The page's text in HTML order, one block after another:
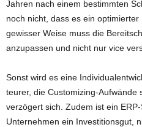
Jahren nach einem bestimmten
noch nicht, dass es ein
gewisser Weise muss die
anzupassen und nicht nur vice
Sonst wird es eine
teurer, die Customizing-Aufwände
verzögert sich. Zudem ist ein
Unternehmen ein Investitionsgut,